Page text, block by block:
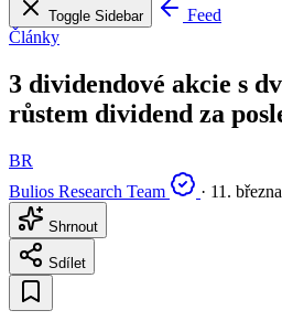
Toggle Sidebar
Feed
Články
3 dividendové akcie s
růstem dividend za
BR
Bulios Research Team
· 11.
Shrnout
Sdílet